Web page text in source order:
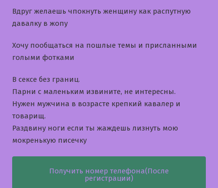
Вдруг желаешь чпокнуть женщину как распутную
давалку в жопу
Хочу пообщаться на пошлые темы и приcланными
голыми фотками
В сексе без границ.
Парни с маленьким извините, не интересны.
Нужен мужчина в возрасте крепкий кавалер и
товарищ.
Раздвину ноги если ты жаждешь лизнуть мою
мокренькую писечку
Получить номер телефона(После
регистрации)